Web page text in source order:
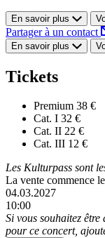
En savoir plus
Partager à un contact
En savoir plus
Tickets
Premium 38 €
Cat. I 32 €
Cat. II 22 €
Cat. III 12 €
Les Kulturpass sont
La vente commence le
04.03.2027
10:00
Si vous souhaitez
pour ce concert,